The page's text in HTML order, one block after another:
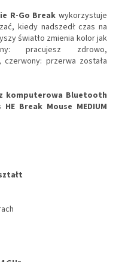
R-Go Break wykorzystuje
kiedy nadszedł czas na
światło zmienia kolor jak
pracujesz zdrowo,
przerwa została
komputerowa Bluetooth
Break Mouse MEDIUM